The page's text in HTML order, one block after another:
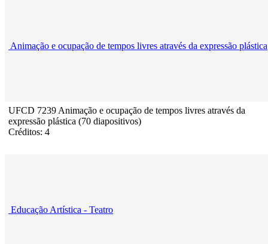
Animação e ocupação de tempos livres através da expressão plástica
UFCD 7239 Animação e ocupação de tempos livres através da
expressão plástica (70 diapositivos)
Créditos: 4
Educação Artística - Teatro